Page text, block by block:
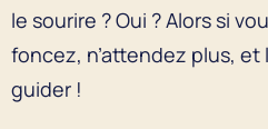
le sourire ? Oui ? Alors si
foncez, n’attendez plus, et
guider !